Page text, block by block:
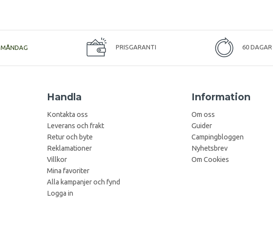
MÅNDAG PRISGARANTI 60
Handla
Kontakta oss
Leverans och frakt
Retur och byte
Reklamationer
Villkor
Mina favoriter
Alla kampanjer och fynd
Logga in
Information
Om oss
Guider
Campingbloggen
Nyhetsbrev
Om Cookies